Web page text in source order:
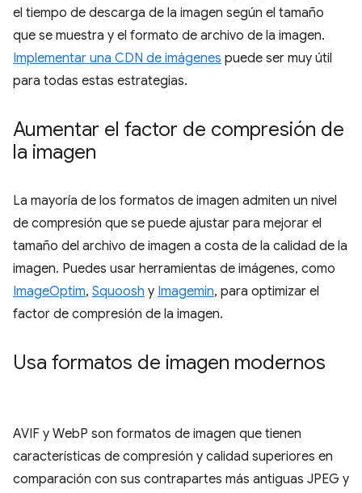
el tiempo de descarga de la imagen según el tamaño
que se muestra y el formato de archivo de la imagen.
Implementar una CDN de imágenes puede ser muy útil
para todas estas estrategias.
Aumentar el factor de compresión de
la imagen
La mayoría de los formatos de imagen admiten un nivel
de compresión que se puede ajustar para mejorar el
tamaño del archivo de imagen a costa de la calidad de la
imagen. Puedes usar herramientas de imágenes, como
ImageOptim, Squoosh y Imagemin, para optimizar el
factor de compresión de la imagen.
Usa formatos de imagen modernos
AVIF y WebP son formatos de imagen que tienen
características de compresión y calidad superiores en
comparación con sus contrapartes más antiguas JPEG y